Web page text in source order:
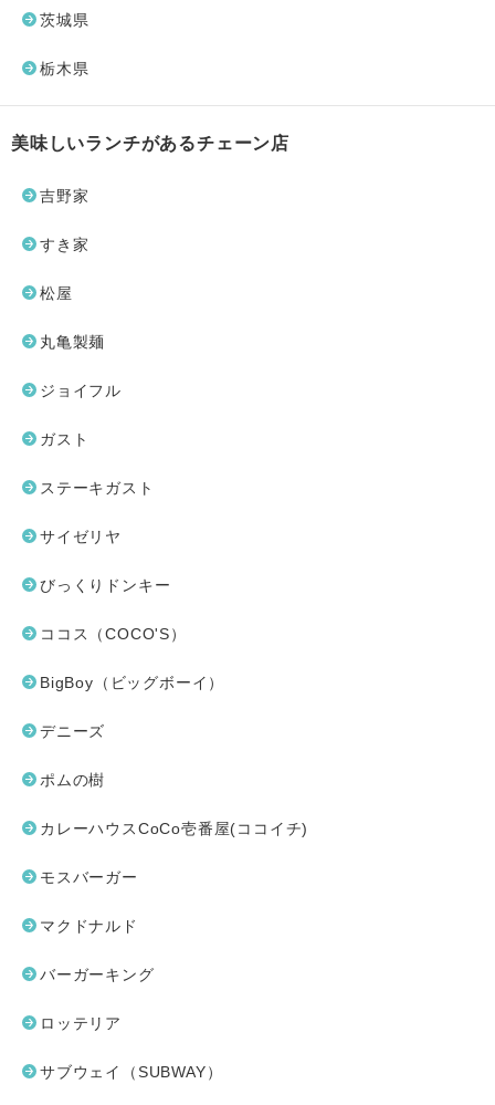
茨城県
栃木県
美味しいランチがあるチェーン店
吉野家
すき家
松屋
丸亀製麺
ジョイフル
ガスト
ステーキガスト
サイゼリヤ
びっくりドンキー
ココス（COCO'S）
BigBoy（ビッグボーイ）
デニーズ
ポムの樹
カレーハウスCoCo壱番屋(ココイチ)
モスバーガー
マクドナルド
バーガーキング
ロッテリア
サブウェイ（SUBWAY）